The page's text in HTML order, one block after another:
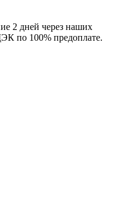
2 дней через наших
по 100% предоплате.